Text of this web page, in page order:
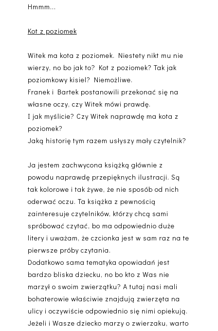
Hmmm...
Kot z poziomek
Witek ma kota z poziomek. Niestety nikt mu nie
wierzy, no bo jak to? Kot z poziomek? Tak jak
poziomkowy kisiel? Niemożliwe.
Franek i Bartek postanowili przekonać się na
własne oczy, czy Witek mówi prawdę.
I jak myślicie? Czy Witek naprawdę ma kota z
poziomek?
Jaką historię tym razem usłyszy mały czytelnik?
Ja jestem zachwycona książką głównie z
powodu naprawdę przepięknych ilustracji. Są
tak kolorowe i tak żywe, że nie sposób od nich
oderwać oczu. Ta książka z pewnością
zainteresuje czytelników, którzy chcą sami
spróbować czytać, bo ma odpowiednio duże
litery i uważam, że czcionka jest w sam raz na te
pierwsze próby czytania.
Dodatkowo sama tematyka opowiadań jest
bardzo bliska dziecku, no bo kto z Was nie
marzył o swoim zwierzątku? A tutaj nasi mali
bohaterowie właściwie znajdują zwierzęta na
ulicy i oczywiście odpowiednio się nimi opiekują.
Jeżeli i Wasze dziecko marzy o zwierzaku, warto